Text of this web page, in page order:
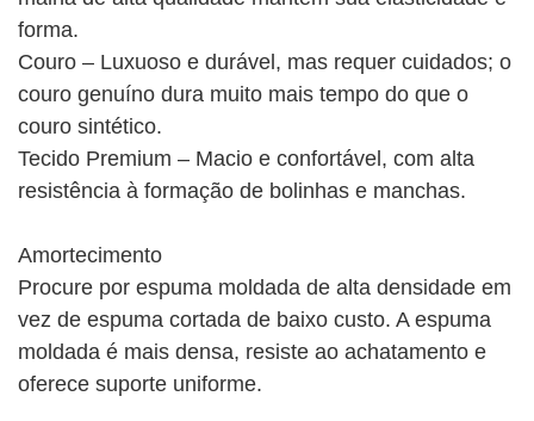
forma.
Couro – Luxuoso e durável, mas requer cuidados; o
couro genuíno dura muito mais tempo do que o
couro sintético.
Tecido Premium – Macio e confortável, com alta
resistência à formação de bolinhas e manchas.
Amortecimento
Procure por espuma moldada de alta densidade em
vez de espuma cortada de baixo custo. A espuma
moldada é mais densa, resiste ao achatamento e
oferece suporte uniforme.